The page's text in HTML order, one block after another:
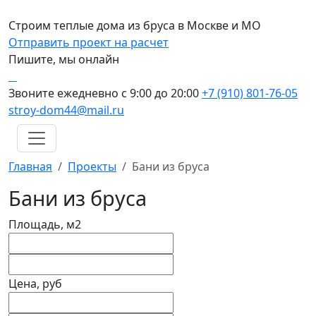
Строим теплые дома из бруса в Москве и МО
Отправить проект на расчет
Пишите, мы онлайн
Звоните ежедневно с 9:00 до 20:00+7 (910) 801-76-05
stroy-dom44@mail.ru
Главная Проекты Бани из бруса
Бани из бруса
Площадь, м2
Цена, руб